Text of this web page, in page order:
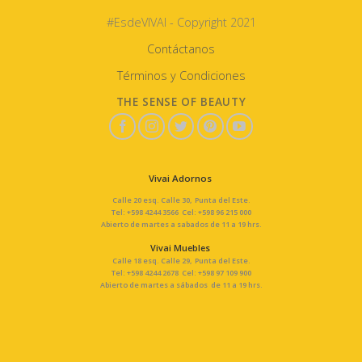
#EsdeVIVAI - Copyright 2021
Contáctanos
Términos y Condiciones
THE SENSE OF BEAUTY
Vivai Adornos
Calle 20 esq. Calle 30, Punta del Este.
Tel: +598 4244 3566 Cel: +598 96 215 000
Abierto de martes a sabados de 11 a 19 hrs.
Vivai Muebles
Calle 18 esq. Calle 29, Punta del Este.
Tel: +598 4244 2678 Cel: +598 97 109 900
Abierto de martes a sábados de 11 a 19 hrs.